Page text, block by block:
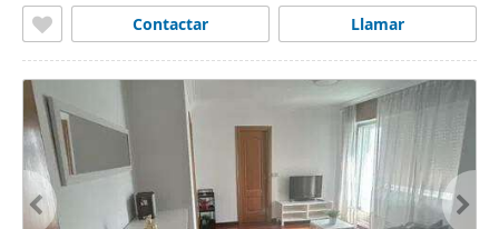
Llamar
Contactar